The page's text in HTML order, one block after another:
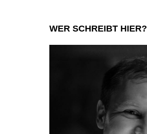
WER SCHREIBT HIER?